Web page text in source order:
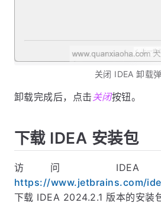
关闭 IDEA 卸载
卸载完成后，点击 关闭按钮。
下载 IDEA 安装包
访问 IDEA
https://www.jetbrains.com/
下载 IDEA 2024.2.1 版本的安装包